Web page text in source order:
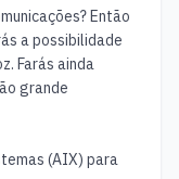
Então
a possibilidade
Farás ainda
grande
(AIX) para